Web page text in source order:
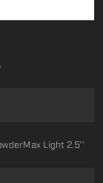
Light 2.5''